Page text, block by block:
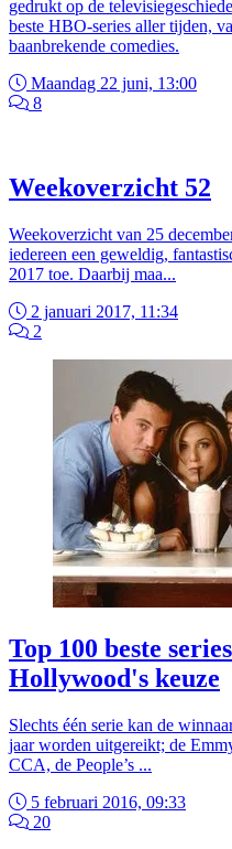
gedrukt op de
beste HBO-series aller tijden,
baanbrekende comedies.
Maandag 22 juni, 13:00
8
Weekoverzicht 52
Weekoverzicht van 25
iedereen een geweldig,
2017 toe. Daarbij maa...
2 januari 2017, 11:34
2
Top 100 beste
Hollywood's keuze
Slechts één serie kan de
jaar worden uitgereikt; de
CCA, de People’s ...
5 februari 2016, 09:33
20